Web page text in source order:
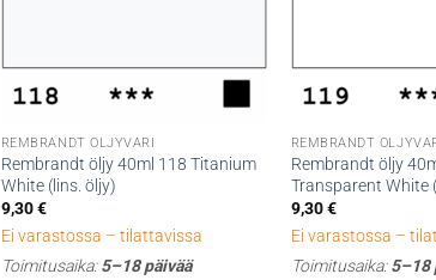
REMBRANDT ÖLJYVÄRI
Rembrandt öljy 40ml 118 Titanium
White (lins. öljy)
9,30€
Ei varastossa – tilattavissa
Toimitusaika:5–18 päivää
REMBRANDT
Rembrandt öljy
Transparent White
9,30€
Ei varastossa –
Toimitusaika:5–18